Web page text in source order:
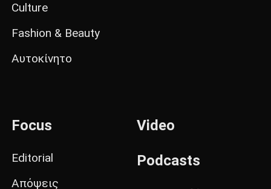
Culture
Fashion & Beauty
Αυτοκίνητο
Focus
Editorial
Απόψεις
Video
Podcasts